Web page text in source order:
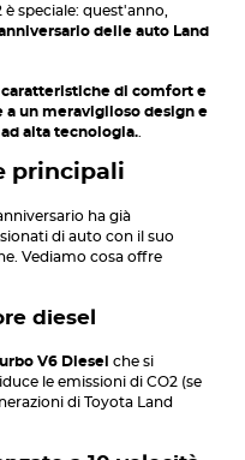
è speciale: quest'anno,
delle auto Land
di comfort e
a un meraviglioso design e
alta tecnologia.
principali
ha già
di auto con il suo
Vediamo cosa offre
diesel
V6 Diesel che si
le emissioni di CO2 (se
di Toyota Land